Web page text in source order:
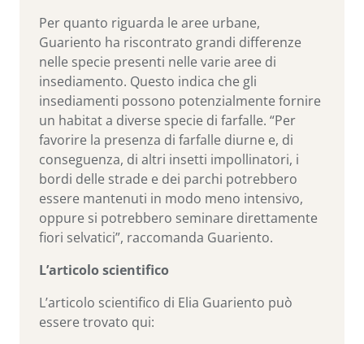
Per quanto riguarda le aree urbane,
Guariento ha riscontrato grandi differenze
nelle specie presenti nelle varie aree di
insediamento. Questo indica che gli
insediamenti possono potenzialmente fornire
un habitat a diverse specie di farfalle. “Per
favorire la presenza di farfalle diurne e, di
conseguenza, di altri insetti impollinatori, i
bordi delle strade e dei parchi potrebbero
essere mantenuti in modo meno intensivo,
oppure si potrebbero seminare direttamente
fiori selvatici”, raccomanda Guariento.
L’articolo scientifico
L’articolo scientifico di Elia Guariento può
essere trovato qui: